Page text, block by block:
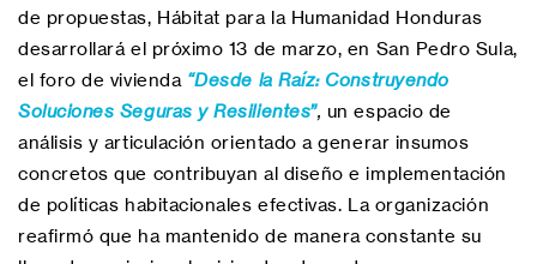
de propuestas, Hábitat para la Humanidad Honduras
desarrollará el próximo 13 de marzo, en San Pedro Sula,
el foro de vivienda “Desde la Raíz: Construyendo
Soluciones Seguras y Resilientes”, un espacio de
análisis y articulación orientado a generar insumos
concretos que contribuyan al diseño e implementación
de políticas habitacionales efectivas. La organización
reafirmó que ha mantenido de manera constante su